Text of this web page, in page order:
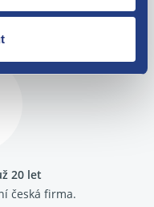
staráme
20 let
česká firma.